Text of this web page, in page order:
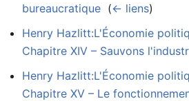
bureaucratique (← liens)
Henry Hazlitt:L'Économie
Chapitre XIV – Sauvons
Henry Hazlitt:L'Économie
Chapitre XV – Le